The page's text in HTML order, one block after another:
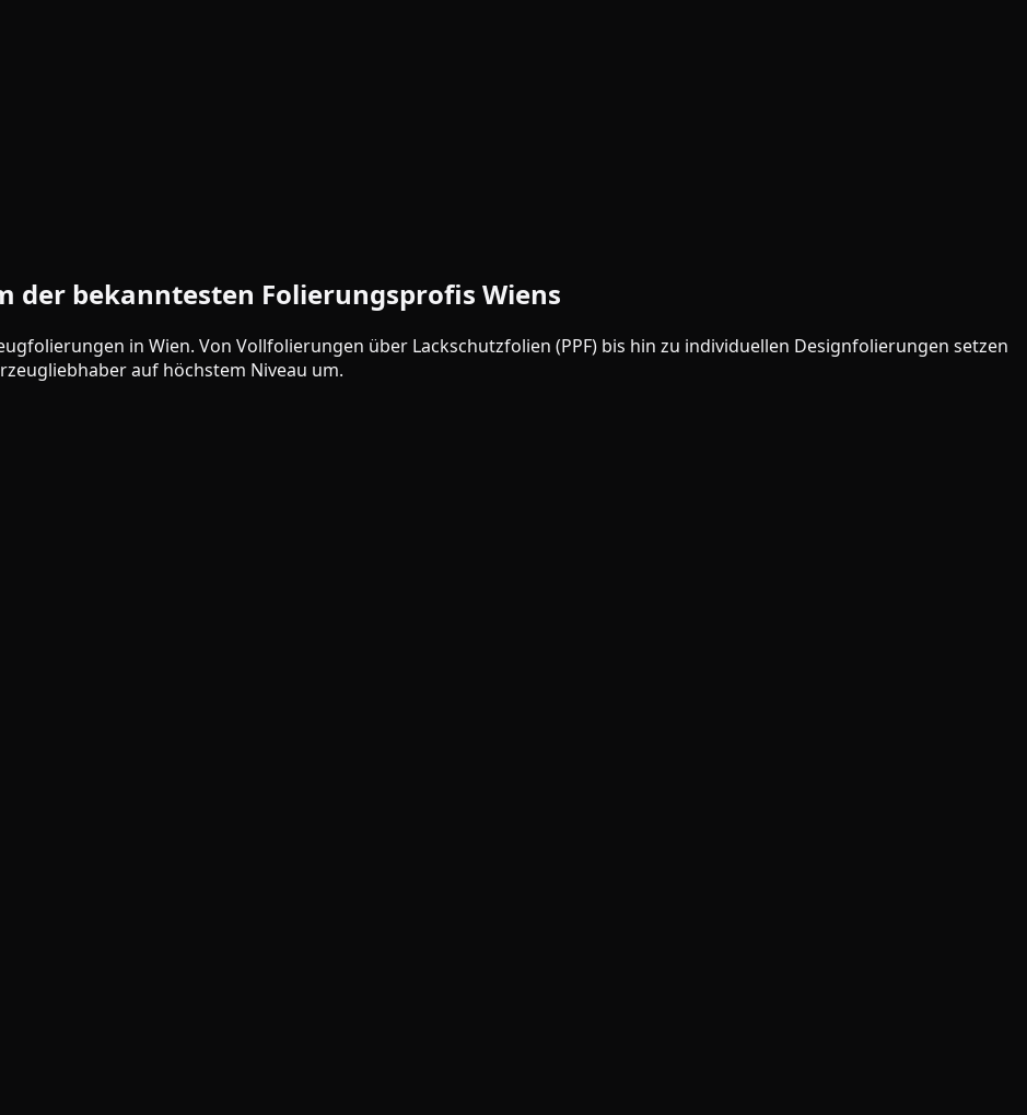
der bekanntesten Folierungsprofis Wiens
in Wien. Von Vollfolierungen über Lackschutzfolien (PPF) bis hin zu individuellen Designfolierungen setzen
auf höchstem Niveau um.